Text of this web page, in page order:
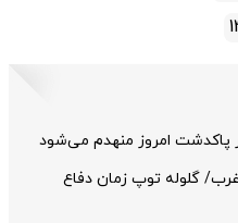
امروز منهدم می‌شود
گلوله توپ زمان دفاع